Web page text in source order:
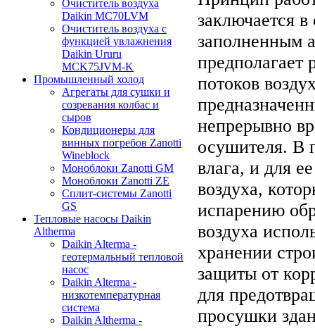
Очиститель воздуха
Daikin MC70LVM
Очиститель воздуха с
функцией увлажнения
Daikin Ururu
MCK75JVM-K
Промышленный холод
Агрегаты для сушки и
созревания колбас и
сыров
Кондиционеры для
винных погребов Zanotti
Wineblock
Моноблоки Zanotti GM
Моноблоки Zanotti ZE
Сплит-системы Zanotti
GS
Тепловые насосы Daikin
Altherma
Daikin Alterma -
геотермальный тепловой
насос
Daikin Alterma -
низкотемпературная
система
Daikin Altherma -
заключается
заполненным
предполагает
потоков
непрерывно
осушителя. В
влага, и для
воздуха,
испарению
воздуха
хранении
защиты от
для
просушки